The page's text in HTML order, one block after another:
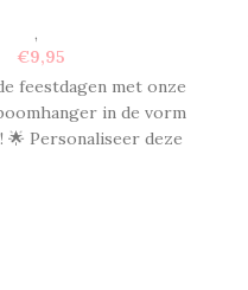
,
€9,95
feestdagen met onze
in de vorm
🌟 Personaliseer deze